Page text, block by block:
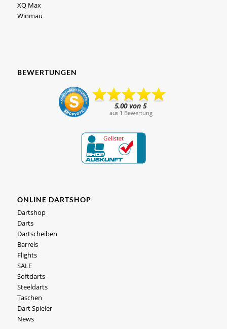
XQ Max
Winmau
BEWERTUNGEN
ONLINE DARTSHOP
Dartshop
Darts
Dartscheiben
Barrels
Flights
SALE
Softdarts
Steeldarts
Taschen
Dart Spieler
News